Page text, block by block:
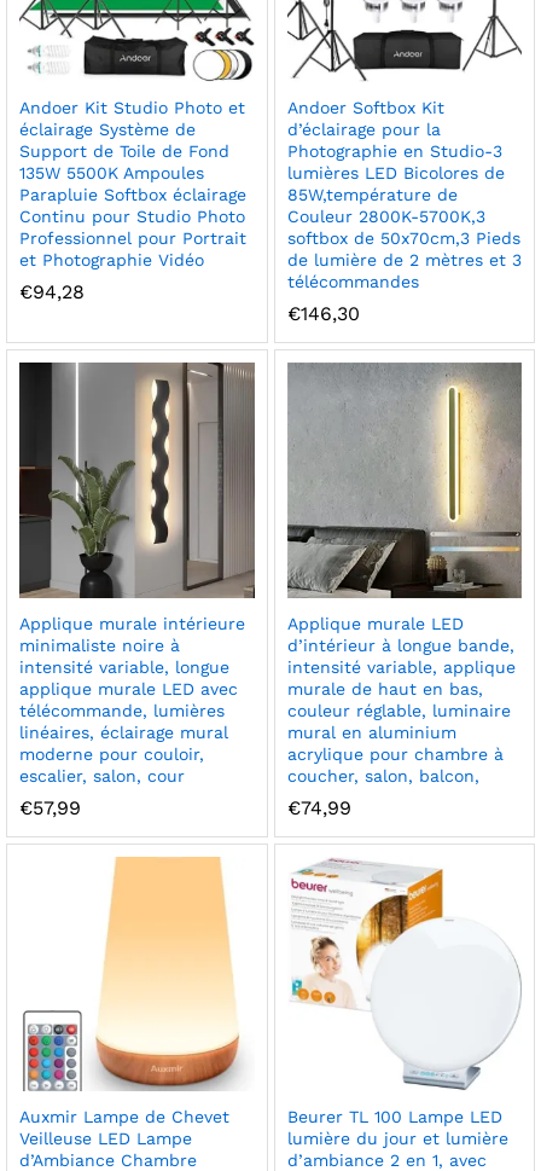
Andoer Kit Studio Photo et
éclairage Système de
Support de Toile de Fond
135W 5500K Ampoules
Parapluie Softbox éclairage
Continu pour Studio Photo
Professionnel pour Portrait
et Photographie Vidéo
€94,28
Andoer Softbox Kit
d’éclairage pour la
Photographie en Studio-3
lumières LED Bicolores de
85W,température de
Couleur 2800K-5700K,3
softbox de 50x70cm,3 Pieds
de lumière de 2 mètres et 3
télécommandes
€146,30
Applique murale intérieure
minimaliste noire à
intensité variable, longue
applique murale LED avec
télécommande, lumières
linéaires, éclairage mural
moderne pour couloir,
escalier, salon, cour
€57,99
Applique murale LED
d’intérieur à longue bande,
intensité variable, applique
murale de haut en bas,
couleur réglable, luminaire
mural en aluminium
acrylique pour chambre à
coucher, salon, balcon,
€74,99
Auxmir Lampe de Chevet
Veilleuse LED Lampe
d’Ambiance Chambre
Beurer TL 100 Lampe LED
lumière du jour et lumière
d’ambiance 2 en 1, avec